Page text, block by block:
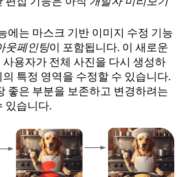
에는 마스크 기반 이미지 수정 기능
웃페인팅이 포함됩니다. 이 새로운
용자가 전체 사진을 다시 생성하
특정 영역을 수정할 수 있습니다.
좋은 부분을 보존하고 변경하려는
있습니다.